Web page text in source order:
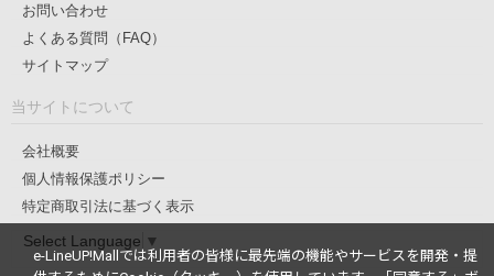
お問い合わせ
よくある質問（FAQ）
サイトマップ
当サイトについて
会社概要
個人情報保護ポリシー
特定商取引法に基づく表示
Select Language ▼
e-LineUP!Mallでは利用者の皆様に最先端の機能やサービスを開発・提